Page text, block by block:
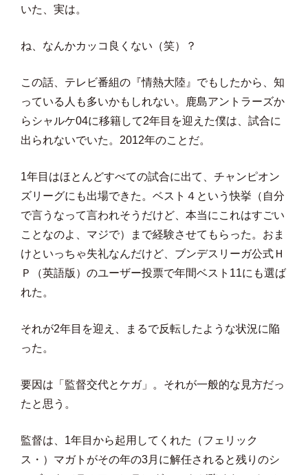
いた、実は。
ね、なんかカッコ良くない（笑）？
この話、テレビ番組の『情熱大陸』でもしたから、知
っている人も多いかもしれない。鹿島アントラーズか
らシャルケ04に移籍して2年目を迎えた僕は、試合に
出られないでいた。2012年のことだ。
1年目はほとんどすべての試合に出て、チャンピオン
ズリーグにも出場できた。ベスト４という快挙（自分
で言うなって言われそうだけど、本当にこれはすごい
ことなのよ、マジで）まで経験させてもらった。おま
けといっちゃ失礼なんだけど、ブンデスリーガ公式Ｈ
Ｐ（英語版）のユーザー投票で年間ベスト11にも選ば
れた。
それが2年目を迎え、まるで反転したような状況に陥
った。
要因は「監督交代とケガ」。それが一般的な見方だっ
たと思う。
監督は、1年目から起用してくれた（フェリック
ス・）マガトがその年の3月に解任されると残りのシ